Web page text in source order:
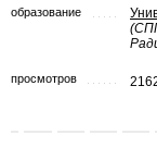
образование
просмотров